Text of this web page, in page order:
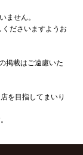
ません。
ださいますようお
掲載はご遠慮いた
を目指してまいり